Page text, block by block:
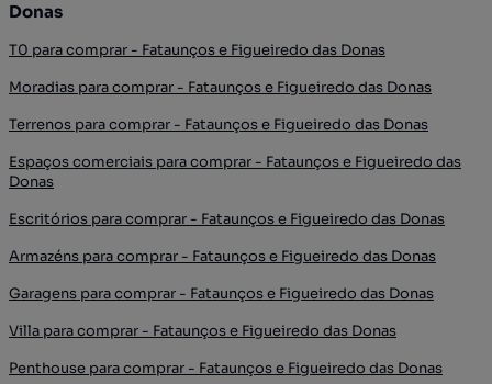
Donas
T0 para comprar - Fataunços e Figueiredo das Donas
Moradias para comprar - Fataunços e Figueiredo das Donas
Terrenos para comprar - Fataunços e Figueiredo das Donas
Espaços comerciais para comprar - Fataunços e Figueiredo das
Donas
Escritórios para comprar - Fataunços e Figueiredo das Donas
Armazéns para comprar - Fataunços e Figueiredo das Donas
Garagens para comprar - Fataunços e Figueiredo das Donas
Villa para comprar - Fataunços e Figueiredo das Donas
Penthouse para comprar - Fataunços e Figueiredo das Donas